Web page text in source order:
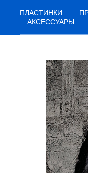
ПЛАСТИНКИ
АКСЕССУАРЫ